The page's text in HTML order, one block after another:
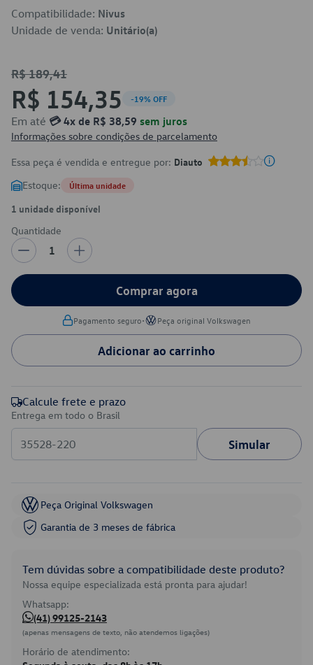
Compatibilidade: Nivus
Unidade de venda: Unitário(a)
R$ 189,41
R$ 154,35 -19% OFF
Em até 💳 4x de R$ 38,59 sem juros
Informações sobre condições de parcelamento
Essa peça é vendida e entregue por: Diauto
Estoque: Última unidade
1 unidade disponível
Quantidade
1
Comprar agora
Pagamento seguro• Peça original Volkswagen
Adicionar ao carrinho
Calcule frete e prazo
Entrega em todo o Brasil
Simular
Peça Original Volkswagen
Garantia de 3 meses de fábrica
Tem dúvidas sobre a compatibilidade deste produto?
Nossa equipe especializada está pronta para ajudar!
Whatsapp:
(41) 99125-2143
(apenas mensagens de texto, não atendemos ligações)
Horário de atendimento: